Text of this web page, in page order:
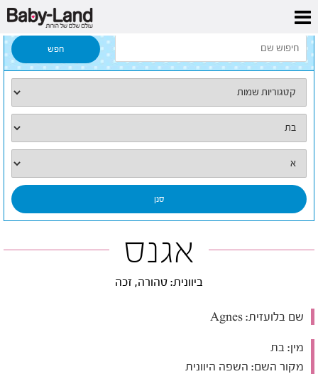
דף הבית
אגנס
ביוונית: טהורה, זכה
שם בלועזית:
מין: בת
מקור השם: השפה היוונית